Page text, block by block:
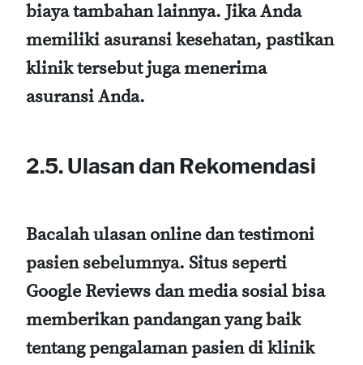
biaya tambahan lainnya. Jika Anda
memiliki asuransi kesehatan, pastikan
klinik tersebut juga menerima
asuransi Anda.
2.5. Ulasan dan Rekomendasi
Bacalah ulasan online dan testimoni
pasien sebelumnya. Situs seperti
Google Reviews dan media sosial bisa
memberikan pandangan yang baik
tentang pengalaman pasien di klinik